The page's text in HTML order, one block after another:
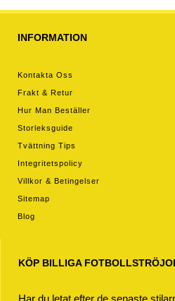
INFORMATION
Kontakta Oss
Frakt & Retur
Hur Man Beställer
Storleksguide
Tvättning Tips
Integritetspolicy
Villkor & Betingelser
Sitemap
Blog
KÖP BILLIGA
Har du letat efter de senaste